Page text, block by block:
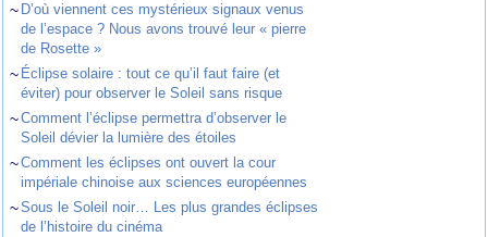
~ D’où viennent ces mystérieux signaux venus
de l’espace ? Nous avons trouvé leur « pierre
de Rosette »
~ Éclipse solaire : tout ce qu’il faut faire (et
éviter) pour observer le Soleil sans risque
~Comment l’éclipse permettra d’observer le
Soleil dévier la lumière des étoiles
~Comment les éclipses ont ouvert la cour
impériale chinoise aux sciences européennes
~Sous le Soleil noir… Les plus grandes éclipses
de l’histoire du cinéma